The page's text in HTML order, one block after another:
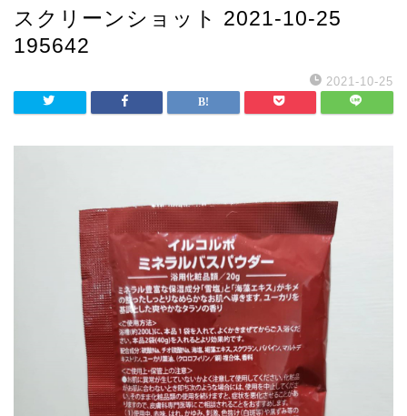
スクリーンショット 2021-10-25
195642
2021-10-25